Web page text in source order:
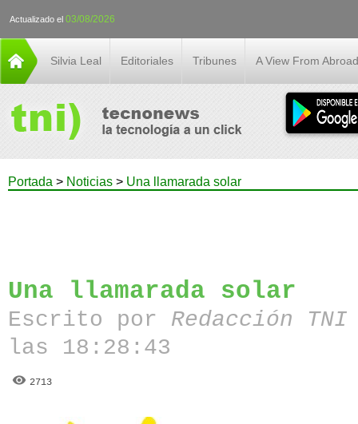
Actualizado el 03/08/2026
Silvia Leal Editoriales Tribunes A View From Abroad
Portada > Noticias > Una llamarada solar
Una llamarada solar
Escrito por Redacción
las 18:28:43
2713